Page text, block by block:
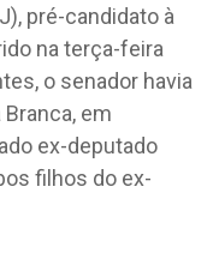
pré-candidato à
na terça-feira
o senador havia
em
ex-deputado
filhos do ex-